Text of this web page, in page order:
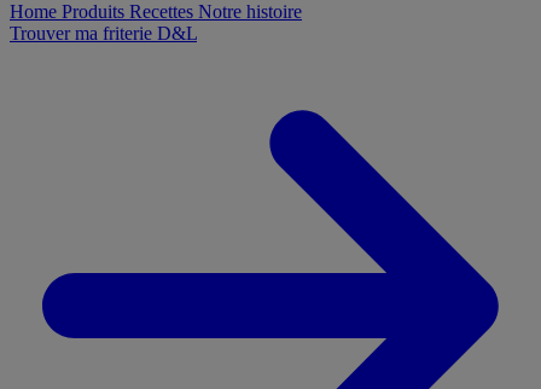
Home Produits Recettes Notre histoire
Trouver ma friterie D&L